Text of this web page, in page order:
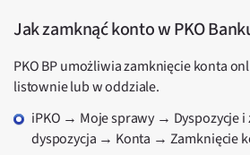
Jak zamknąć konto w PKO
PKO BP umożliwia zamknięcie konta
listownie lub w oddziale.
iPKO → Moje sprawy → Dyspozycje
dyspozycja → Konta → Zamknięcie